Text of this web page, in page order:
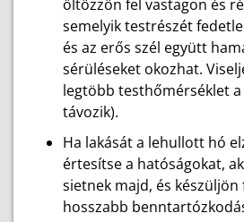
öltözzön fel vastagon és
semelyik testrészét
és az erős szél együtt
sérüléseket okozhat.
legtöbb testhőmérséklet
távozik).
Ha lakását a lehullott hó
értesítse a hatóságokat,
sietnek majd, és készüljön
hosszabb